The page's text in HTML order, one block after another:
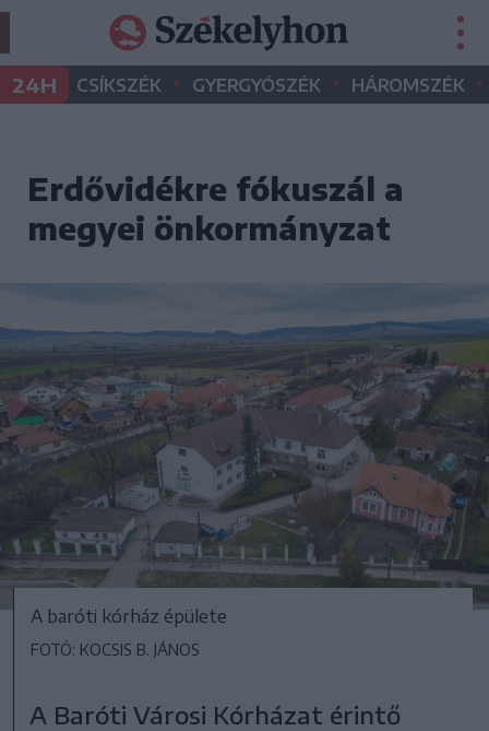
24H CSÍKSZÉK • GYERGYÓSZÉK • HÁROMSZÉK •
Erdővidékre fókuszál a
megyei önkormányzat
A baróti kórház épülete
FOTÓ: KOCSIS B. JÁNOS
A Baróti Városi Kórházat érintő